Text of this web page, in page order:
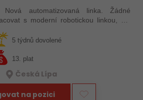
Nová automatizovaná linka. Žádné
5 týdnů dovolené
13. plat
Česká Lípa
na pozici